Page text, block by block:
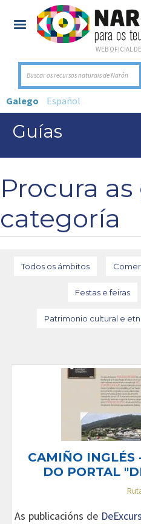
WEB OFICIAL
Buscar os recursos naturais de Narón
Galego Español
Guías
Vostede está
Procura
categoría
Todos os ámbitos
Festas e feiras
Patrimonio cultural e
CAMIÑO INGLÉS
DO PORTAL
As publicacións de